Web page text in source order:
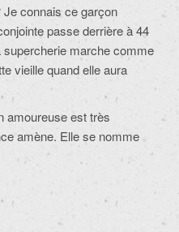
Je connais ce garçon
passe derrière à 44
marche comme
vieille quand elle aura
amoureuse est très
amène. Elle se nomme